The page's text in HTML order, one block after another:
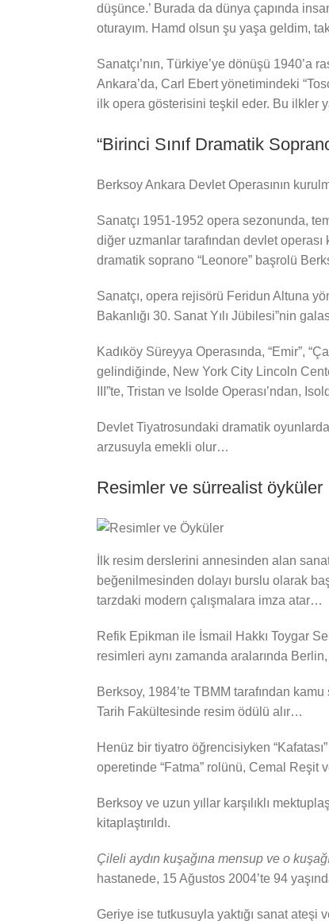
düşünce.’ Burada da dünya çapında
oturayım. Hamd olsun şu yaşa geldim,
Sanatçı’nın, Türkiye’ye dönüşü
Ankara’da, Carl Ebert yönetimindeki
ilk opera gösterisini teşkil eder. Bu ilkler
“Birinci Sınıf Dramatik
Berksoy Ankara Devlet Operasının
Sanatçı 1951-1952 opera sezonunda,
diğer uzmanlar tarafından devlet operası
dramatik soprano “Leonore” başrolü
Sanatçı, opera rejisörü Feridun Altuna
Bakanlığı 30. Sanat Yılı Jübilesi”nin
Kadıköy Süreyya Operasında, “Emir”,
gelindiğinde, New York City Lincoln
III”te, Tristan ve Isolde Operası’ndan,
Devlet Tiyatrosundaki dramatik
arzusuyla emekli olur…
Resimler ve sürrealist öyküler
İlk resim derslerini annesinden alan
beğenilmesinden dolayı burslu olarak
tarzdaki modern çalışmalara imza atar…
Refik Epikman ile İsmail Hakkı Toygar
resimleri aynı zamanda aralarında
Berksoy, 1984’te TBMM tarafından
Tarih Fakültesinde resim ödülü alır…
Henüz bir tiyatro öğrencisiyken
operetinde “Fatma” rolünü, Cemal Reşit
Berksoy ve uzun yıllar karşılıklı
kitaplaştırıldı.
Çileli aydın kuşağına mensup ve o
hastanede, 15 Ağustos 2004’te 94
Geriye ise tutkusuyla yaktığı sanat ateşi